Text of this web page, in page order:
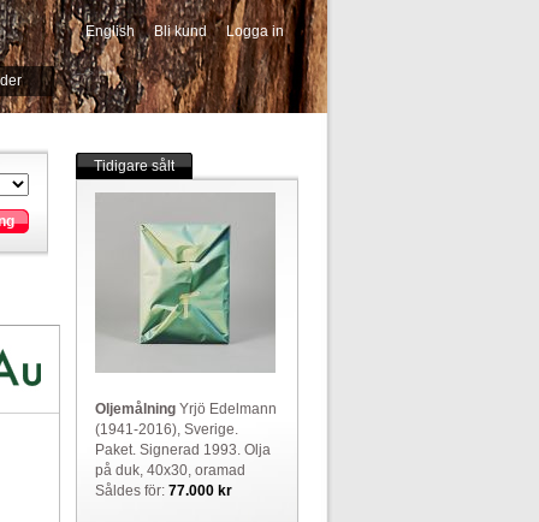
English Bli kund Logga in
-->
Tidigare sålt
OljemålningYrjö Edelmann
(1941-2016), Sverige.
Paket. Signerad 1993. Olja
på duk, 40x30, oramad
Såldes för: 77.000 kr